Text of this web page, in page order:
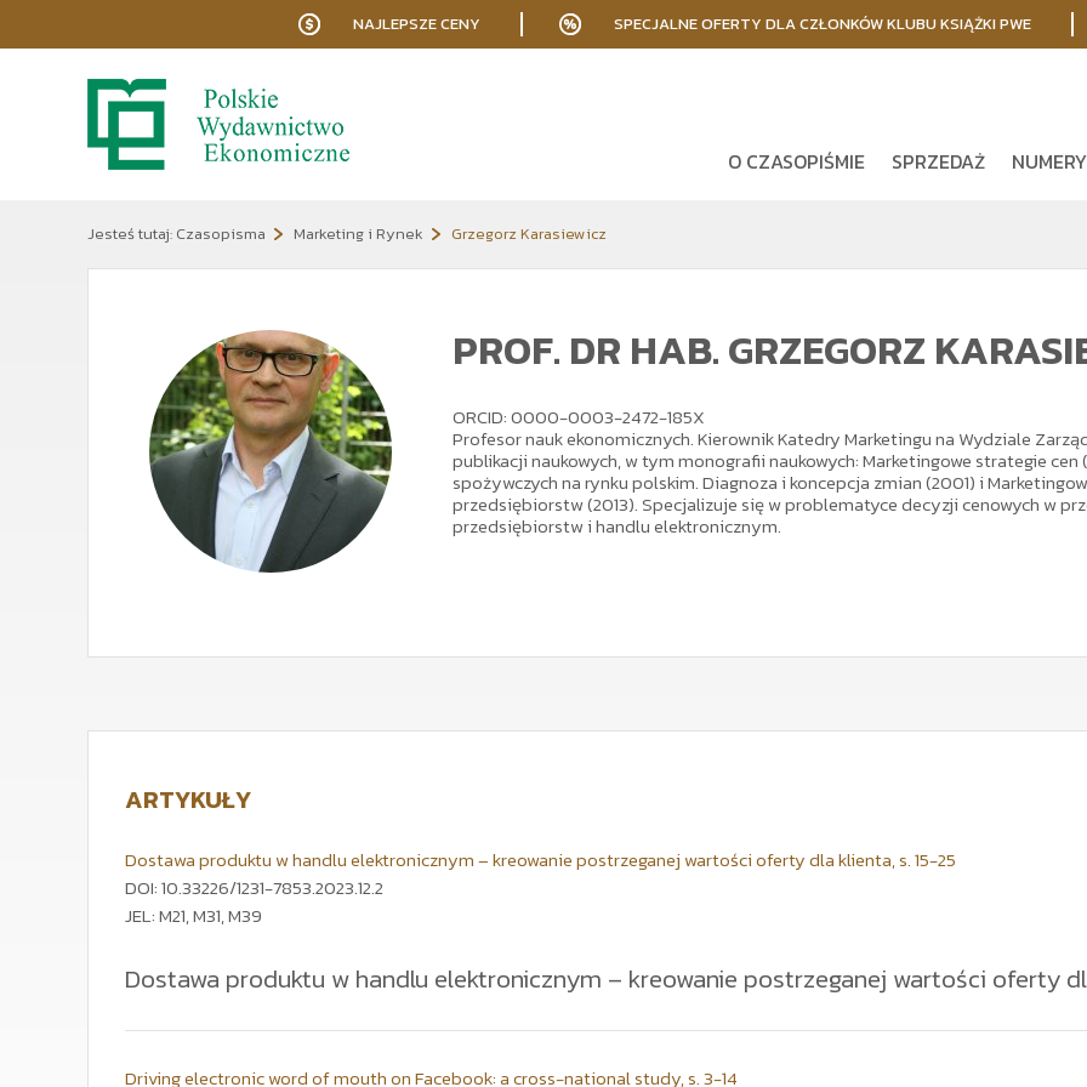
NAJLEPSZE CENY SPECJALNE OFERTY DLA CZŁONKÓW KLUBU KSIĄŻKI PWE
O CZASOPIŚMIE SPRZEDAŻ
Jesteś tutaj: Czasopisma Marketing i Rynek Grzegorz Karasiewicz
PROF. DR HAB. GRZEGORZ
ORCID: 0000-0003-2472-185X
Profesor nauk ekonomicznych. Kierownik Katedry Marketingu na Wydziale
publikacji naukowych, w tym monografii naukowych: Marketingowe strategie
spożywczych na rynku polskim. Diagnoza i koncepcja zmian (2001) i
przedsiębiorstw (2013). Specjalizuje się w problematyce decyzji cenowych w
przedsiębiorstw i handlu elektronicznym.
ARTYKUŁY
Dostawa produktu w handlu elektronicznym – kreowanie postrzeganej wartości oferty dla klienta, s. 15-25
DOI: 10.33226/1231-7853.2023.12.2
JEL: M21, M31, M39
Dostawa produktu w handlu elektronicznym – kreowanie postrzeganej wartości oferty
w handlu elektronicznym. Dostawa w wymiarze funkcjonalnym jest definiowana przez trzy atrybuty: czas dostawy,
Na tej podstawie można zdefiniować kluczowe pytanie badawcze – jak poszczególne atrybuty dostawy towaru w handlu
Driving electronic word of mouth on Facebook: a cross-national study, s. 3-14